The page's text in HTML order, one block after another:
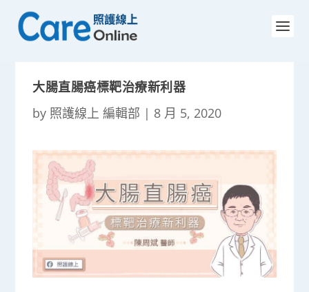
大腸直腸癌標靶治療新利器
by 照護線上 編輯部 | 8 月 5, 2020